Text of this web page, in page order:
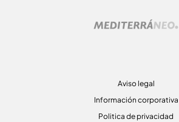
Aviso legal
Información corporativa
Politica de privacidad